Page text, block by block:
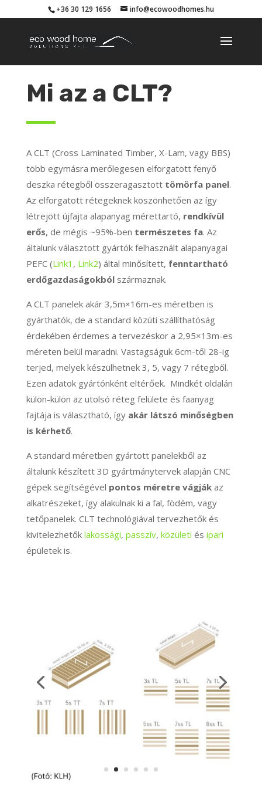
+36 30 129 1656 info@ecowoodhomes.hu
Mi az a CLT?
A CLT (Cross Laminated Timber, X-Lam, vagy BBS)
több egymásra merőlegesen elforgatott fenyő
deszka rétegből összeragasztott tömörfa panel.
Az elforgatott rétegeknek köszönhetően az így
létrejött újfajta alapanyag mérettartó, rendkívül
erős, de mégis ~95%-ben természetes fa. Az
általunk választott gyártók felhasznált alapanyagai
PEFC (Link1 , Link2) által minősített, fenntartható
erdőgazdaságokbólszármaznak.
A CLT panelek akár 3,5m×16m-es méretben is
gyárthatók, de a standard közúti szállíthatóság
érdekében érdemes a tervezéskor a 2,95×13m-es
méreten belül maradni. Vastagságuk 6cm-től 28-ig
terjed, melyek készülhetnek 3, 5, vagy 7 rétegből.
Ezen adatok gyártónként eltérőek. Mindkét oldalán
külön-külön az utolsó réteg felülete és faanyag
fajtája is választható, így akár látszó minőségben
is kérhető.
A standard méretben gyártott panelekből az
általunk készített 3D gyártmánytervek alapján CNC
gépek segítségével pontos méretre vágjákaz
alkatrészeket, így alakulnak ki a fal, födém, vagy
tetőpanelek. CLT technológiával tervezhetők és
kivitelezhetők lakossági, passzív, közületi és ipari
épületek is.